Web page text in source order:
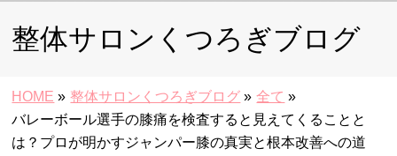
整体サロンくつろぎブログ
HOME » 整体サロンくつろぎブログ » 全て »
バレーボール選手の膝痛を検査すると見えてくることと
は？プロが明かすジャンパー膝の真実と根本改善への道